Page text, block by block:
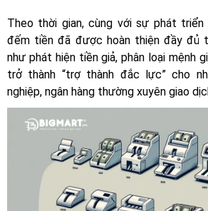
Theo thời gian, cùng với sự phát triển
đếm tiền đã được hoàn thiện đầy đủ
như phát hiện tiền giả, phân loại mệnh
trở thành “trợ thành đắc lực” cho
nghiệp, ngân hàng thường xuyên giao